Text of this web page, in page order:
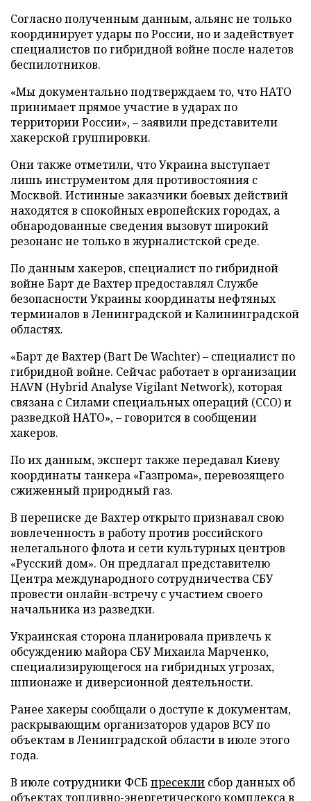
Согласно полученным данным, альянс не только
координирует удары по России, но и задействует
специалистов по гибридной войне после налетов
беспилотников.
«Мы документально подтверждаем то, что НАТО
принимает прямое участие в ударах по
территории России», – заявили представители
хакерской группировки.
Они также отметили, что Украина выступает
лишь инструментом для противостояния с
Москвой. Истинные заказчики боевых действий
находятся в спокойных европейских городах, а
обнародованные сведения вызовут широкий
резонанс не только в журналистской среде.
По данным хакеров, специалист по гибридной
войне Барт де Вахтер предоставлял Службе
безопасности Украины координаты нефтяных
терминалов в Ленинградской и Калининградской
областях.
«Барт де Вахтер (Bart De Wachter) – специалист по
гибридной войне. Сейчас работает в организации
HAVN (Hybrid Analyse Vigilant Network), которая
связана с Силами специальных операций (ССО) и
разведкой НАТО», – говорится в сообщении
хакеров.
По их данным, эксперт также передавал Киеву
координаты танкера «Газпрома», перевозящего
сжиженный природный газ.
В переписке де Вахтер открыто признавал свою
вовлеченность в работу против российского
нелегального флота и сети культурных центров
«Русский дом». Он предлагал представителю
Центра международного сотрудничества СБУ
провести онлайн-встречу с участием своего
начальника из разведки.
Украинская сторона планировала привлечь к
обсуждению майора СБУ Михаила Марченко,
специализирующегося на гибридных угрозах,
шпионаже и диверсионной деятельности.
Ранее хакеры сообщали о доступе к документам,
раскрывающим организаторов ударов ВСУ по
объектам в Ленинградской области в июле этого
года.
В июле сотрудники ФСБ пресекли сбор данных об
объектах топливно-энергетического комплекса в